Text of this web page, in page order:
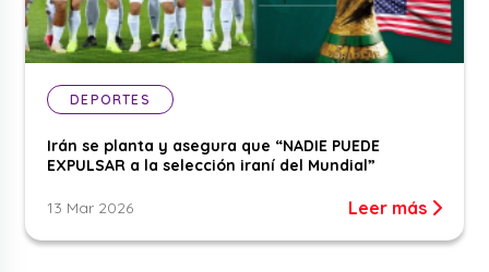
DEPORTES
Irán se planta y asegura que “NADIE PUEDE
EXPULSAR a la selección iraní del Mundial”
13 Mar 2026 Leer más